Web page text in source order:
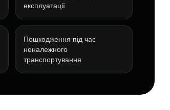
експлуатації
Пошкодження під час
неналежного
транспортування